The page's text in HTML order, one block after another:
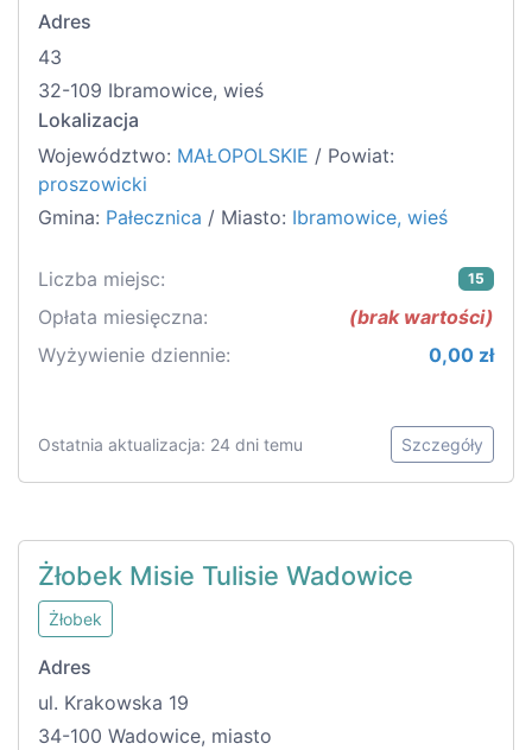
Adres
43
32-109 Ibramowice, wieś
Lokalizacja
Województwo: MAŁOPOLSKIE / Powiat:
proszowicki
Gmina: Pałecznica / Miasto: Ibramowice, wieś
Liczba miejsc: 15
Opłata miesięczna:
(brak wartości)
Wyżywienie dziennie:
0,00 zł
Ostatnia aktualizacja: 24 dni temu Szczegóły
Żłobek Misie Tulisie Wadowice
Żłobek
Adres
ul. Krakowska 19
34-100 Wadowice, miasto